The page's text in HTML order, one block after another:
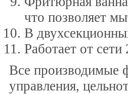
что позволяет
В
Работает от
Все производимые
управления,